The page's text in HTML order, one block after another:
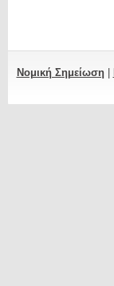
Νομική Σημείωση|